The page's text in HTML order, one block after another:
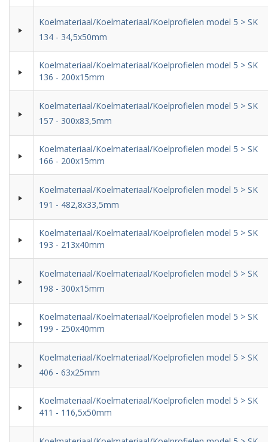
Koelmateriaal/Koelmateriaal/Koelprofielen model 5 > SK
134 - 34,5x50mm
Koelmateriaal/Koelmateriaal/Koelprofielen model 5 > SK
136 - 200x15mm
Koelmateriaal/Koelmateriaal/Koelprofielen model 5 > SK
157 - 300x83,5mm
Koelmateriaal/Koelmateriaal/Koelprofielen model 5 > SK
166 - 200x15mm
Koelmateriaal/Koelmateriaal/Koelprofielen model 5 > SK
191 - 482,8x33,5mm
Koelmateriaal/Koelmateriaal/Koelprofielen model 5 > SK
193 - 213x40mm
Koelmateriaal/Koelmateriaal/Koelprofielen model 5 > SK
198 - 300x15mm
Koelmateriaal/Koelmateriaal/Koelprofielen model 5 > SK
199 - 250x40mm
Koelmateriaal/Koelmateriaal/Koelprofielen model 5 > SK
406 - 63x25mm
Koelmateriaal/Koelmateriaal/Koelprofielen model 5 > SK
411 - 116,5x50mm